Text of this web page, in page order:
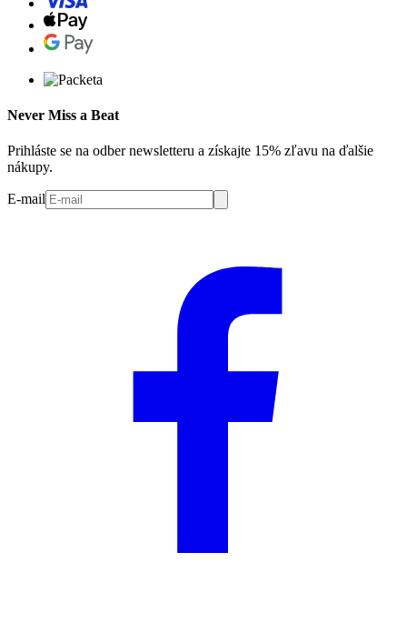
Never Miss a Beat
Prihláste se na odber newsletteru a získajte 15% zľavu na ďalšie
nákupy.
E-mail